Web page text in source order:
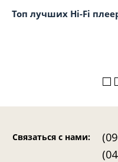
Топ лучших Hi-Fi
Связаться с нами: